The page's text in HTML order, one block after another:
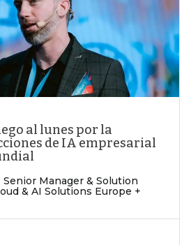
al lunes por la
de IA empresarial
Senior Manager & Solution
& AI Solutions Europe +